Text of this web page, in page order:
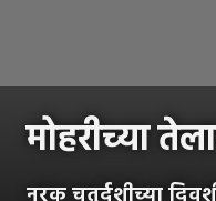
मोहरीच्या